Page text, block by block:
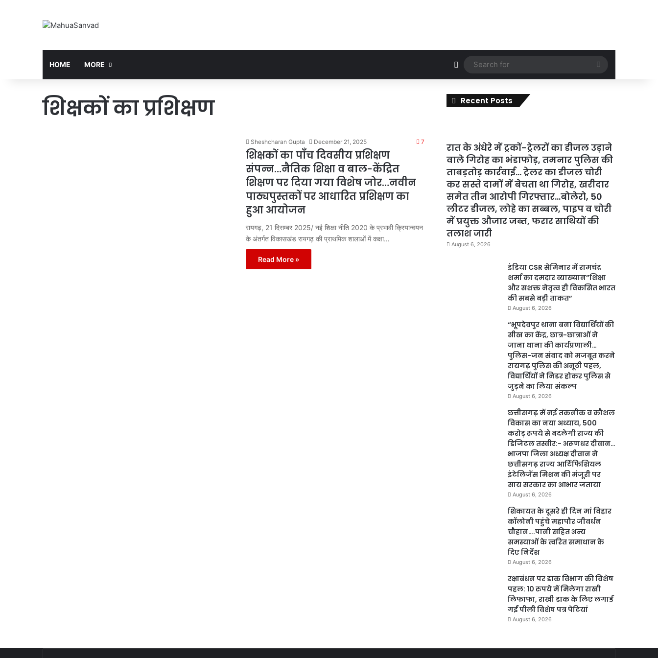
HOME MORE Random Article
Search
for
शिक्षकों का प्रशिक्षण
Sheshcharan Gupta December 21, 2025 7
शिक्षकों का पाँच दिवसीय प्रशिक्षण
संपन्न…नैतिक शिक्षा व बाल-केंद्रित
शिक्षण पर दिया गया विशेष जोर…नवीन
पाठ्यपुस्तकों पर आधारित प्रशिक्षण का
हुआ आयोजन
रायगढ़, 21 दिसम्बर 2025/ नई शिक्षा नीति 2020 के प्रभावी क्रियान्वयन
के अंतर्गत विकासखंड रायगढ़ की प्राथमिक शालाओं में कक्षा…
Read More »
Recent Posts
रात के अंधेरे में ट्रकों-ट्रेलरों का डीजल उड़ाने
वाले गिरोह का भंडाफोड़, तमनार पुलिस की
ताबड़तोड़ कार्रवाई… ट्रेलर का डीजल चोरी
कर सस्ते दामों में बेचता था गिरोह, खरीदार
समेत तीन आरोपी गिरफ्तार…बोलेरो, 50
लीटर डीजल, लोहे का सब्बल, पाइप व चोरी
में प्रयुक्त औजार जब्त, फरार साथियों की
तलाश जारी
August 6, 2026
इंडिया CSR सेमिनार में रामचंद्र
शर्मा का दमदार व्याख्यान”शिक्षा
और सशक्त नेतृत्व ही विकसित भारत
की सबसे बड़ी ताकत”
August 6, 2026
“भूपदेवपुर थाना बना विद्यार्थियों की
सीख का केंद्र, छात्र-छात्राओं ने
जाना थाना की कार्यप्रणाली…
पुलिस-जन संवाद को मजबूत करने
रायगढ़ पुलिस की अनूठी पहल,
विद्यार्थियों ने निडर होकर पुलिस से
जुड़ने का लिया संकल्प
August 6, 2026
छत्तीसगढ़ में नई तकनीक व कौशल
विकास का नया अध्याय, 500
करोड़ रुपये से बदलेगी राज्य की
डिजिटल तस्वीर:- अरूणधर दीवान…
भाजपा जिला अध्यक्ष दीवान ने
छत्तीसगढ़ राज्य आर्टिफिशियल
इंटेलिजेंस मिशन की मंजूरी पर
साय सरकार का आभार जताया
August 6, 2026
शिकायत के दूसरे ही दिन मां विहार
कॉलोनी पहुंचे महापौर जीवर्धन
चौहान….पानी सहित अन्य
समस्याओं के त्वरित समाधान के
दिए निर्देश
August 6, 2026
रक्षाबंधन पर डाक विभाग की विशेष
पहल: 10 रुपये में मिलेगा राखी
लिफाफा, राखी डाक के लिए लगाई
गईं पीली विशेष पत्र पेटियां
August 6, 2026